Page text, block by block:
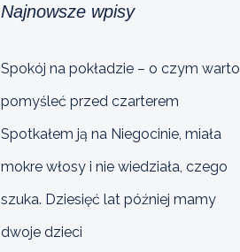
Najnowsze wpisy
Spokój na pokładzie – o czym warto
pomyśleć przed czarterem
Spotkałem ją na Niegocinie, miała
mokre włosy i nie wiedziała, czego
szuka. Dziesięć lat później mamy
dwoje dzieci